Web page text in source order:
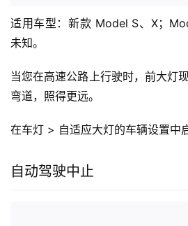
适用车型：新款 Model S、X；
未知。
当您在高速公路上行驶时，前大灯
弯道，照得更远。
在车灯 > 自适应大灯的车辆设置中
自动驾驶中止